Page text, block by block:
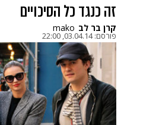
זה כנגד כל הסיכויים
קרן בר לב mako
פורסם:03.04.14, 22:00